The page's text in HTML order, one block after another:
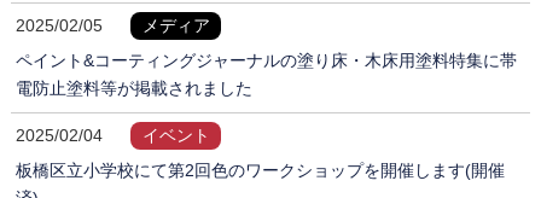
2025/02/05
メディア
ペイント&コーティングジャーナルの塗り床・木床用塗料特集に帯
電防止塗料等が掲載されました
2025/02/04
イベント
板橋区立小学校にて第2回色のワークショップを開催します(開催